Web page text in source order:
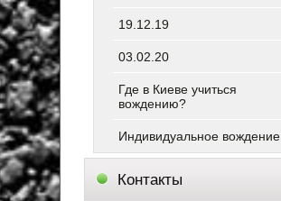
19.12.19
03.02.20
Где в Киеве учиться
вождению?
Индивидуальное вождение
Контакты